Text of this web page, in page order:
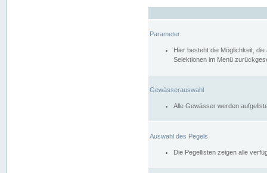
Parameter
Hier besteht die Möglichkeit,
Selektionen im Menü
Gewässerauswahl
Alle Gewässer werden
Auswahl des Pegels
Die Pegellisten zeigen alle